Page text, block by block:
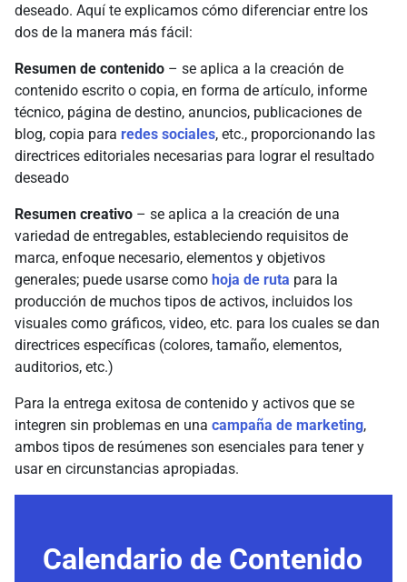
deseado. Aquí te explicamos cómo diferenciar entre los
dos de la manera más fácil:
Resumen de contenido – se aplica a la creación de
contenido escrito o copia, en forma de artículo, informe
técnico, página de destino, anuncios, publicaciones de
blog, copia para redes sociales, etc., proporcionando las
directrices editoriales necesarias para lograr el resultado
deseado
Resumen creativo – se aplica a la creación de una
variedad de entregables, estableciendo requisitos de
marca, enfoque necesario, elementos y objetivos
generales; puede usarse como hoja de ruta para la
producción de muchos tipos de activos, incluidos los
visuales como gráficos, video, etc. para los cuales se dan
directrices específicas (colores, tamaño, elementos,
auditorios, etc.)
Para la entrega exitosa de contenido y activos que se
integren sin problemas en una campaña de marketing,
ambos tipos de resúmenes son esenciales para tener y
usar en circunstancias apropiadas.
Calendario de Contenido